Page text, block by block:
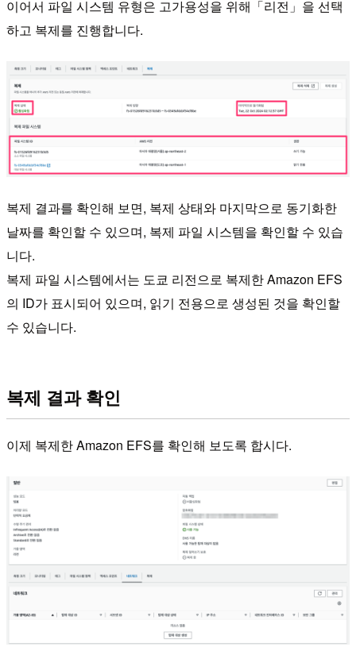
이어서 파일 시스템 유형은 고가용성을 위해「리전」을 선택
하고 복제를 진행합니다.
복제 결과를 확인해 보면, 복제 상태와 마지막으로 동기화한
날짜를 확인할 수 있으며, 복제 파일 시스템을 확인할 수 있습
니다.
복제 파일 시스템에서는 도쿄 리전으로 복제한 Amazon EFS
의 ID가 표시되어 있으며, 읽기 전용으로 생성된 것을 확인할
수 있습니다.
복제 결과 확인
이제 복제한 Amazon EFS를 확인해 보도록 합시다.